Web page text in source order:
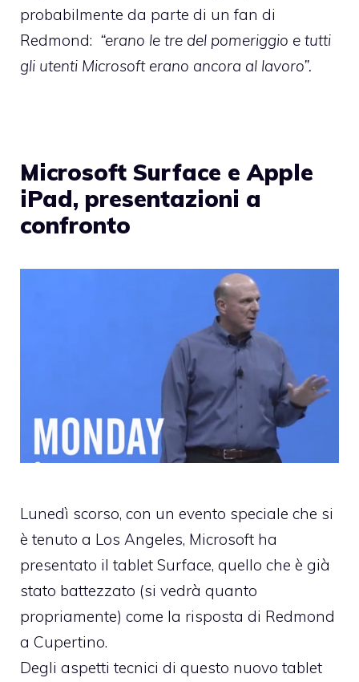
probabilmente da parte di un fan di
Redmond: “erano le tre del pomeriggio e tutti
gli utenti Microsoft erano ancora al lavoro”.
Microsoft Surface e Apple
iPad, presentazioni a
confronto
Lunedì scorso, con un evento speciale che si
è tenuto a Los Angeles, Microsoft ha
presentato il tablet Surface, quello che è già
stato battezzato (si vedrà quanto
propriamente) come la risposta di Redmond
a Cupertino.
Degli aspetti tecnici di questo nuovo tablet